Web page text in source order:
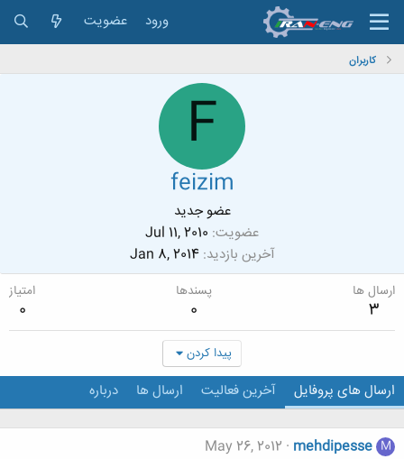
ورود عضویت
کاربران
F
feizim
عضو جدید
عضویت Jul 11, 2010
آخرین بازدید Jan 8, 2014
ارسال ها
3
پسندها
0
امتیاز
0
پیدا کردن
ارسال های پروفایل آخرین فعالیت ارسال ها درباره
M
mehdipesse
May 26, 2012